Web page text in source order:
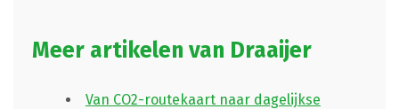
Meer artikelen van Draaijer
Van CO2-routekaart naar dagelijkse